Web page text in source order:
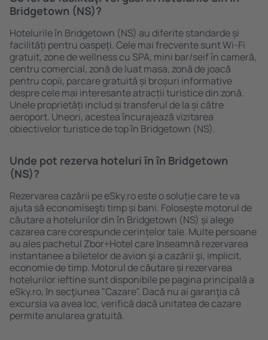
Bridgetown (NS)?
Hotelurile în Bridgetown (NS) au diferite standarde și
facilități pentru oaspeți. Cele mai frecvente sunt Wi-Fi
gratuit, zone de wellness cu SPA, mini bar/seif în cameră,
centru comercial, zonă de luat masa, zonă de joacă
pentru copii, parcare gratuită și broșuri informative
despre cele mai interesante atracții turistice din zonă.
Unele proprietăți includ și transferul de la și către
aeroport. Uneori, acestea încurajează vizitarea
obiectivelor turistice de top în Bridgetown (NS).
Unde pot rezerva hoteluri ȋn în Bridgetown
(NS)?
Rezervarea cazării pe eSky.ro este o soluție care te va
ajuta să economiseşti timp și bani. Foloseşte motorul de
căutare a hotelurilor din în Bridgetown (NS) și alege
cazarea care corespunde cerințelor tale. Multe persoane
au ales pachetul Zbor+Hotel care ȋnseamnă rezervarea
instantanee a biletelor de avion şi a cazării şi, implicit,
economie de timp. Motorul de căutare și rezervarea
hotelurilor ieftine sunt disponibile pe pagina principală a
eSky.ro, ȋn secţiunea "Cazare". Dacă nu ai garanţia că
excursia va avea loc, verifică dacă unitatea de cazare
permite anularea gratuită.